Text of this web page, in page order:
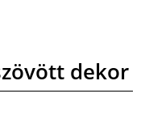
dekor